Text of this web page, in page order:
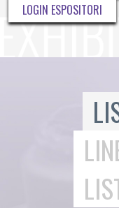
LOGIN ESPOSITORI